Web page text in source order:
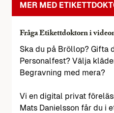
MER MED
Fråga Etikettdoktorn i
Ska du på Bröllop? Gifta
Personalfest? Välja
Begravning med mera?
Vi en digital privat
Mats Danielsson får du i